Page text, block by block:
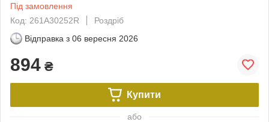
Під замовлення
Код: 261A30252R
Роздріб
Відправка з 06 вересня 2026
894 ₴
Купити
або